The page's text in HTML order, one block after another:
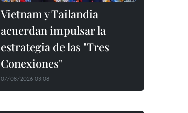
Vietnam y Tailandia
acuerdan impulsar la
estrategia de las "Tres
Conexiones"
07/08/2026 03:08